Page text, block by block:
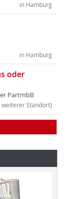
in Hamburg
in Hamburg
oder
PartmbB
weiterer Standort)